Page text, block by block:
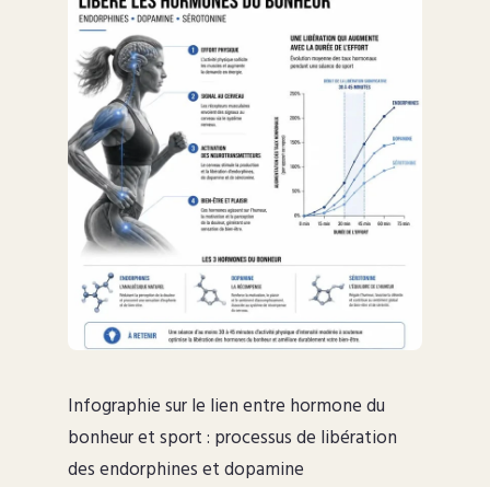
Infographie sur le lien entre hormone du
bonheur et sport : processus de libération
des endorphines et dopamine